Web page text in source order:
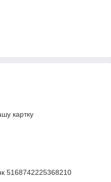
картку
5168742225368210